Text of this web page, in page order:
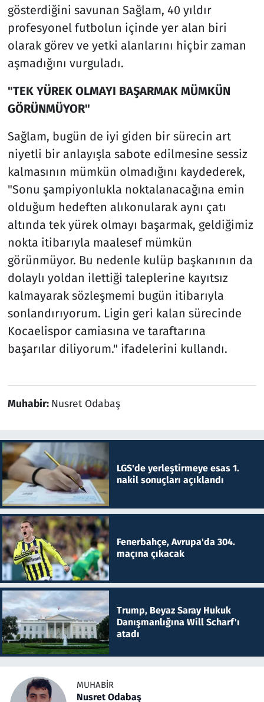
gösterdiğini savunan Sağlam, 40 yıldır
profesyonel futbolun içinde yer alan biri
olarak görev ve yetki alanlarını hiçbir zaman
aşmadığını vurguladı.
"TEK YÜREK OLMAYI BAŞARMAK MÜMKÜN
GÖRÜNMÜYOR"
Sağlam, bugün de iyi giden bir sürecin art
niyetli bir anlayışla sabote edilmesine sessiz
kalmasının mümkün olmadığını kaydederek,
"Sonu şampiyonlukla noktalanacağına emin
olduğum hedeften alıkonularak aynı çatı
altında tek yürek olmayı başarmak, geldiğimiz
nokta itibarıyla maalesef mümkün
görünmüyor. Bu nedenle kulüp başkanının da
dolaylı yoldan ilettiği taleplerine kayıtsız
kalmayarak sözleşmemi bugün itibarıyla
sonlandırıyorum. Ligin geri kalan sürecinde
Kocaelispor camiasına ve taraftarına
başarılar diliyorum." ifadelerini kullandı.
Muhabir: Nusret Odabaş
LGS'de yerleştirmeye esas 1.
nakil sonuçları açıklandı
Fenerbahçe, Avrupa'da 304.
maçına çıkacak
Trump, Beyaz Saray Hukuk
Danışmanlığına Will Scharf'ı
atadı
MUHABIR
Nusret Odabaş